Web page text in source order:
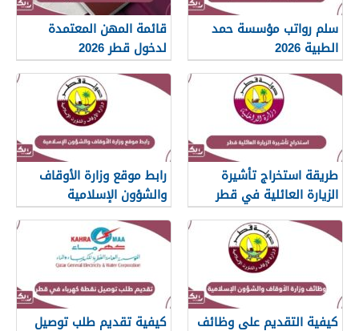
سلم رواتب مؤسسة حمد
الطبية 2026
قائمة المهن المعتمدة
لدخول قطر 2026
طريقة استخراج تأشيرة
الزيارة العائلية في قطر
2026
رابط موقع وزارة الأوقاف
والشؤون الإسلامية
islam.gov.qa
كيفية التقديم على وظائف
كيفية تقديم طلب توصيل